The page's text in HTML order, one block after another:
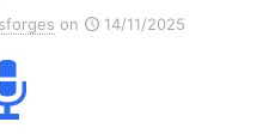
on 14/11/2025